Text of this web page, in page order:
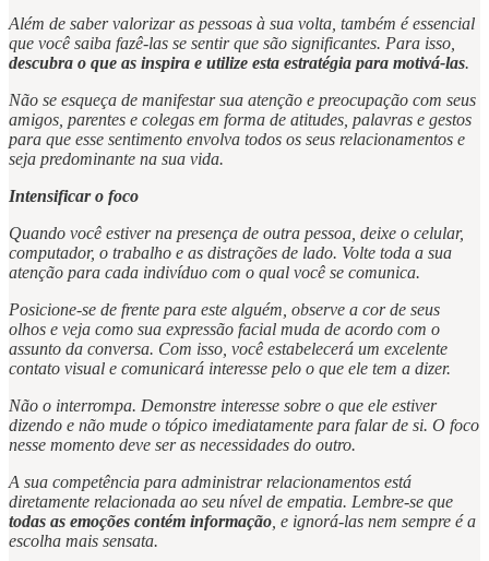
Além de saber valorizar as pessoas à sua volta, também é essencial
que você saiba fazê-las se sentir que são significantes. Para isso,
descubra o que as inspira e utilize esta estratégia para motivá-las.
Não se esqueça de manifestar sua atenção e preocupação com seus
amigos, parentes e colegas em forma de atitudes, palavras e gestos
para que esse sentimento envolva todos os seus relacionamentos e
seja predominante na sua vida.
Intensificar o foco
Quando você estiver na presença de outra pessoa, deixe o celular,
computador, o trabalho e as distrações de lado. Volte toda a sua
atenção para cada indivíduo com o qual você se comunica.
Posicione-se de frente para este alguém, observe a cor de seus
olhos e veja como sua expressão facial muda de acordo com o
assunto da conversa. Com isso, você estabelecerá um excelente
contato visual e comunicará interesse pelo o que ele tem a dizer.
Não o interrompa. Demonstre interesse sobre o que ele estiver
dizendo e não mude o tópico imediatamente para falar de si. O foco
nesse momento deve ser as necessidades do outro.
A sua competência para administrar relacionamentos está
diretamente relacionada ao seu nível de empatia. Lembre-se que
todas as emoções contém informação , e ignorá-las nem sempre é a
escolha mais sensata.